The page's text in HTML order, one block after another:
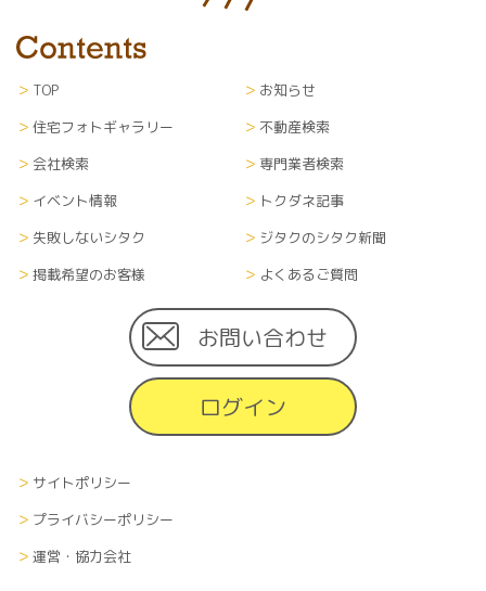
TOP
お知らせ
住宅フォトギャラリー
不動産検索
会社検索
専門業者検索
イベント情報
トクダネ記事
失敗しないシタク
ジタクのシタク新聞
掲載希望のお客様
よくあるご質問
お問い合わせ
ログイン
サイトポリシー
プライバシーポリシー
運営・協力会社